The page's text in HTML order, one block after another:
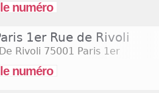
numéro
1er Rue de Rivoli
Rivoli 75001 Paris 1er
numéro